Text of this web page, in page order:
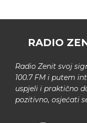
RADIO
Radio Zenit svoj
100.7 FM i putem
uspjeli i praktično
pozitivno, osjećati